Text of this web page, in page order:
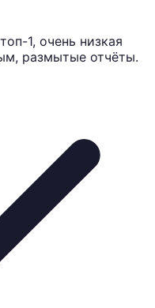
1, очень низкая
размытые отчёты.